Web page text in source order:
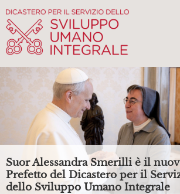
Suor Alessandra Smerilli è il
Prefetto del Dicastero per il
dello Sviluppo Umano Integrale